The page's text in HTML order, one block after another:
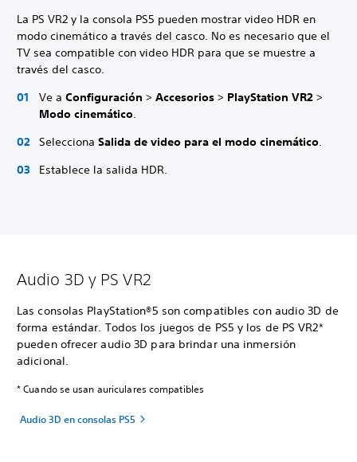
La PS VR2 y la consola PS5 pueden mostrar video HDR en
modo cinemático a través del casco. No es necesario que el
TV sea compatible con video HDR para que se muestre a
través del casco.
Ve a Configuración > Accesorios > PlayStation VR2 >
Modo cinemático.
Selecciona Salida de video para el modo cinemático.
Establece la salida HDR.
Audio 3D y PS VR2
Las consolas PlayStation®5 son compatibles con audio 3D de
forma estándar. Todos los juegos de PS5 y los de PS VR2*
pueden ofrecer audio 3D para brindar una inmersión
adicional.
* Cuando se usan auriculares compatibles
Audio 3D en consolas PS5